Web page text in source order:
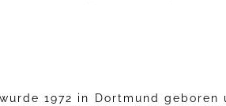
wurde 1972 in Dortmund